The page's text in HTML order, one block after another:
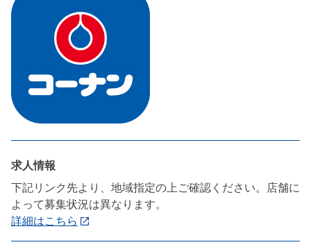
求人情報
下記リンク先より、地域指定の上ご確認ください。店舗に
よって募集状況は異なります。
詳細はこちら